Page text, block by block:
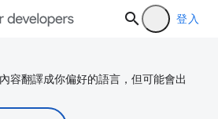
登入
容翻譯成你偏好的語言，但可能會出